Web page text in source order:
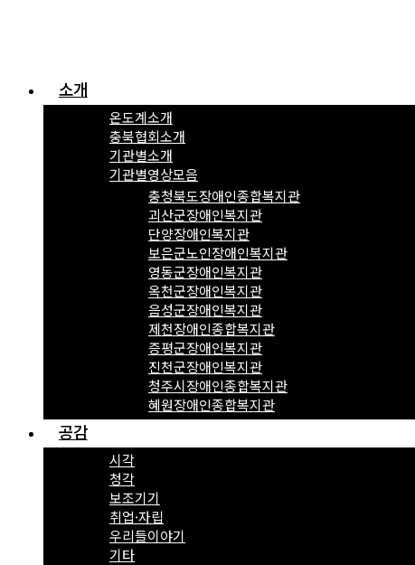
소개
온도계소개
충북협회소개
기관별소개
기관별영상모음
충청북도장애인종합복지관
괴산군장애인복지관
단양장애인복지관
보은군노인장애인복지관
영동군장애인복지관
옥천군장애인복지관
음성군장애인복지관
제천장애인종합복지관
증평군장애인복지관
진천군장애인복지관
청주시장애인종합복지관
혜원장애인종합복지관
공감
시각
청각
보조기기
취업·자립
우리들이야기
기타